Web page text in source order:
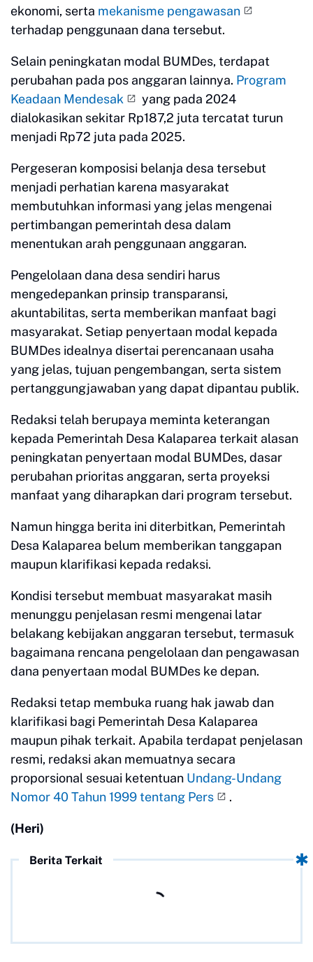
ekonomi, serta mekanisme pengawasan
terhadap penggunaan dana tersebut.
Selain peningkatan modal BUMDes, terdapat
perubahan pada pos anggaran lainnya. Program
Keadaan Mendesak
yang pada 2024
dialokasikan sekitar Rp187,2 juta tercatat turun
menjadi Rp72 juta pada 2025.
Pergeseran komposisi belanja desa tersebut
menjadi perhatian karena masyarakat
membutuhkan informasi yang jelas mengenai
pertimbangan pemerintah desa dalam
menentukan arah penggunaan anggaran.
Pengelolaan dana desa sendiri harus
mengedepankan prinsip transparansi,
akuntabilitas, serta memberikan manfaat bagi
masyarakat. Setiap penyertaan modal kepada
BUMDes idealnya disertai perencanaan usaha
yang jelas, tujuan pengembangan, serta sistem
pertanggungjawaban yang dapat dipantau publik.
Redaksi telah berupaya meminta keterangan
kepada Pemerintah Desa Kalaparea terkait alasan
peningkatan penyertaan modal BUMDes, dasar
perubahan prioritas anggaran, serta proyeksi
manfaat yang diharapkan dari program tersebut.
Namun hingga berita ini diterbitkan, Pemerintah
Desa Kalaparea belum memberikan tanggapan
maupun klarifikasi kepada redaksi.
Kondisi tersebut membuat masyarakat masih
menunggu penjelasan resmi mengenai latar
belakang kebijakan anggaran tersebut, termasuk
bagaimana rencana pengelolaan dan pengawasan
dana penyertaan modal BUMDes ke depan.
Redaksi tetap membuka ruang hak jawab dan
klarifikasi bagi Pemerintah Desa Kalaparea
maupun pihak terkait. Apabila terdapat penjelasan
resmi, redaksi akan memuatnya secara
proporsional sesuai ketentuan Undang-Undang
Nomor 40 Tahun 1999 tentang Pers
.
(Heri)
Berita Terkait